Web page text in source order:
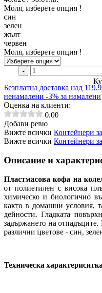
Моля, изберете опция !
син
зелен
жълт
червен
Моля, изберете опция !
-
Безплатна доставка над
ненамалени -3% за намалени
Оценка на клиенти:
0.00
Добави ревю
Вижте всички Контейнери
Вижте всички Контейнери
Описание и
Пластмасова кофа на
от полиетилен с висока
химическо и биологично
както в домашни условия,
дейности. Гладката
задържането на отпадъците.
различни цветове - син,
Техническа